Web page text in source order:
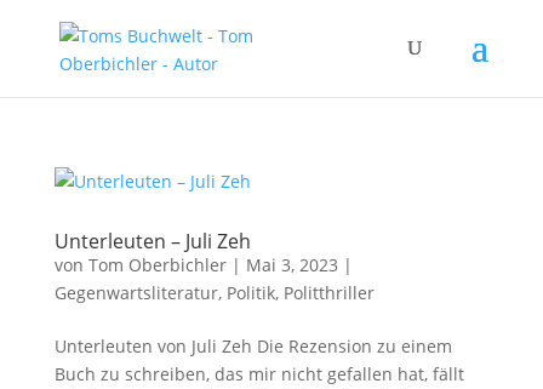
Unterleuten – Juli Zeh
von Tom Oberbichler| Mai 3, 2023 |
Gegenwartsliteratur, Politik, Politthriller
Unterleuten von Juli Zeh Die Rezension zu einem
Buch zu schreiben, das mir nicht gefallen hat, fällt